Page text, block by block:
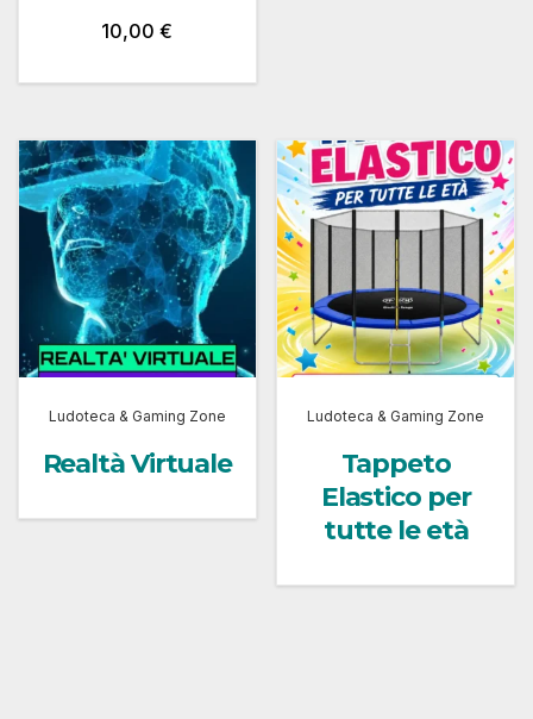
10,00€
Ludoteca & Gaming Zone
Realtà Virtuale
Ludoteca & Gaming Zone
Tappeto
Elastico per
tutte le età